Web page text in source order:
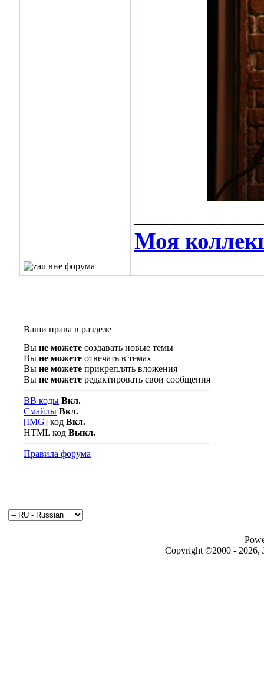
Моя
Ваши права в разделе
Вы не можете создавать новые темы
Вы не можете отвечать в темах
Вы не можете прикреплять вложения
Вы не можете редактировать свои сообщения
BB коды Вкл.
Смайлы Вкл.
[IMG] код Вкл.
HTML код Выкл.
Правила форума
Copyright ©2000 - 2026,